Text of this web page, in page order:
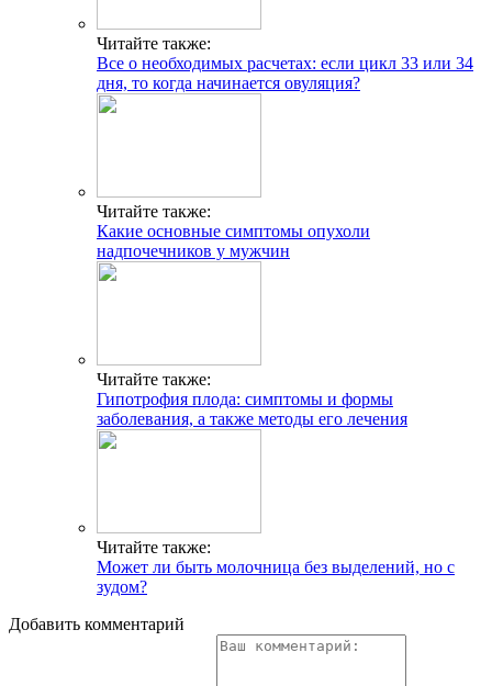
Читайте также:
Все о необходимых расчетах: если цикл 33 или 34
дня, то когда начинается овуляция?
Читайте также:
Какие основные симптомы опухоли
надпочечников у мужчин
Читайте также:
Гипотрофия плода: симптомы и формы
заболевания, а также методы его лечения
Читайте также:
Может ли быть молочница без выделений, но с
зудом?
Добавить комментарий